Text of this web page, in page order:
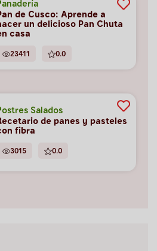
de Cusco: Aprende a
un delicioso Pan Chuta
casa
23411 0.0
Salados
de panes y pasteles
fibra
3015 0.0